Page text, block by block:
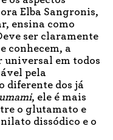
Elba Sangronis,
ensina como
ser claramente
conhecem, a
universal em todos
pela
diferente dos já
umami, ele é mais
o glutamato e
dissódico e o